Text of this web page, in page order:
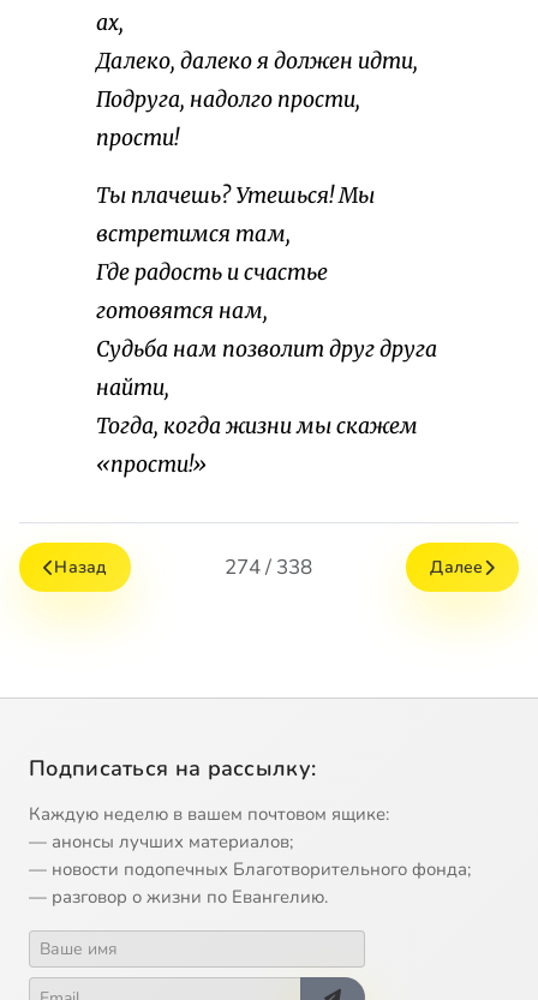
ах,
Далеко, далеко я должен идти,
Подруга, надолго прости,
прости!
Ты плачешь? Утешься! Мы
встретимся там,
Где радость и счастье
готовятся нам,
Судьба нам позволит друг друга
найти,
Тогда, когда жизни мы скажем
«прости!»
Назад 274 / 338 Далее
Подписаться на рассылку:
Каждую неделю в вашем почтовом ящике:
— анонсы лучших материалов;
— новости подопечных Благотворительного фонда;
— разговор о жизни по Евангелию.